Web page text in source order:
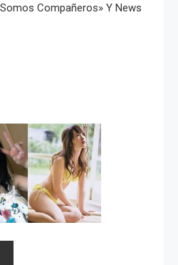
Compañeros» Y News